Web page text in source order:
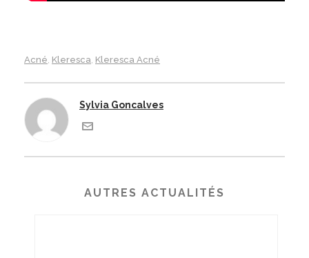
Acné, Kleresca, Kleresca Acné
Sylvia Goncalves
AUTRES ACTUALITÉS